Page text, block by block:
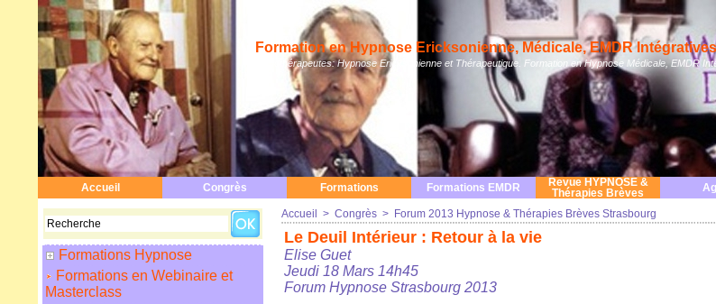
Formation en Hypnose Ericksonienne, Médicale, EMDR
Hypnothérapeutes: Hypnose Ericksonienne et Thérapeutique. Formation en Hypnose Médicale, EMDR
Accueil Congrès Formations Formations EMDR
Revue HYPNOSE &
Thérapies Brèves
Formations Hypnose
Formations en Webinaire et
Masterclass
Accueil > Congrès > Forum 2013 Hypnose & Thérapies Brèves Strasbourg
Le Deuil Intérieur : Retour à la vie
Elise Guet
Jeudi 18 Mars 14h45
Forum Hypnose Strasbourg 2013